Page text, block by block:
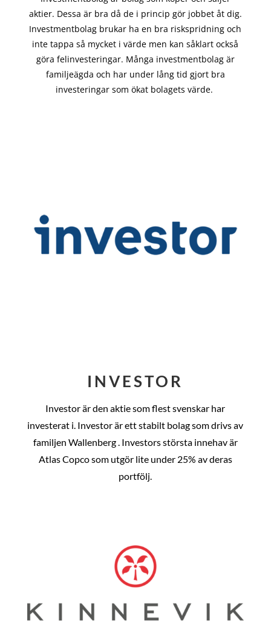
aktier. Dessa är bra då de i princip görjobbet åt dig.
Investmentbolag brukar ha en bra riskspridning och
inte tappa så mycket i värde men kan såklart också
göra felinvesteringar. Många investmentbolag är
familjeägda och har under lång tid gjort bra
investeringar som ökat bolagets värde.
INVESTOR
Investor är den aktie som flest svenskar har
investerat i. Investor är ett stabilt bolag som drivs av
familjen Wallenberg . Investors största innehav är
Atlas Copco som utgör lite under 25% av deras
portfölj.